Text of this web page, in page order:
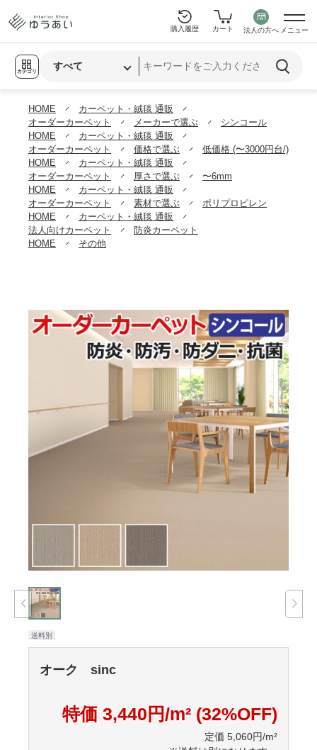
カテゴリ
購入履歴 カート 法人の方へ メニュー
HOME
カーペット・絨毯 通販
オーダーカーペット
メーカーで選ぶ
シンコール
HOME
カーペット・絨毯 通販
オーダーカーペット
価格で選ぶ
低価格 (〜3000円台/)
HOME
カーペット・絨毯 通販
オーダーカーペット
厚さで選ぶ
〜6mm
HOME
カーペット・絨毯 通販
オーダーカーペット
素材で選ぶ
ポリプロピレン
HOME
カーペット・絨毯 通販
法人向けカーペット
防炎カーペット
HOME
その他
送料別
オーク sinc
特価 3,440円/m² (32%OFF)
定価 5,060円/m²